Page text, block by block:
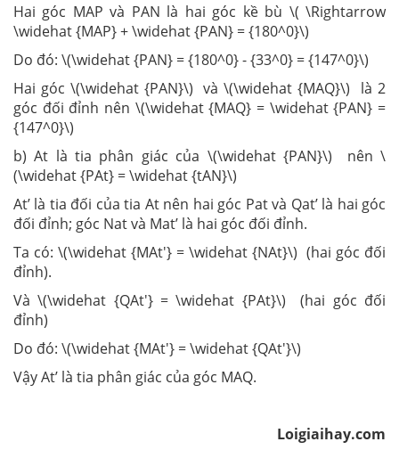
Hai góc MAP và PAN là hai góc kề bù \( \Rightarrow
\widehat {MAP} + \widehat {PAN} = {180^0}\)
Do đó: \(\widehat {PAN} = {180^0} - {33^0} = {147^0}\)
Hai góc \(\widehat {PAN}\) và \(\widehat {MAQ}\) là 2
góc đối đỉnh nên \(\widehat {MAQ} = \widehat {PAN} =
{147^0}\)
b) At là tia phân giác của \(\widehat {PAN}\) nên \
(\widehat {PAt} = \widehat {tAN}\)
At’ là tia đối của tia At nên hai góc Pat và Qat’ là hai góc
đối đỉnh; góc Nat và Mat’ là hai góc đối đỉnh.
Ta có: \(\widehat {MAt'} = \widehat {NAt}\) (hai góc đối
đỉnh).
Và \(\widehat {QAt'} = \widehat {PAt}\) (hai góc đối
đỉnh)
Do đó: \(\widehat {MAt'} = \widehat {QAt'}\)
Vậy At’ là tia phân giác của góc MAQ.
Loigiaihay.com